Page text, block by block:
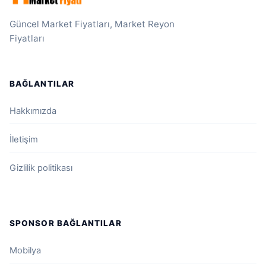
Güncel Market Fiyatları, Market Reyon
Fiyatları
BAĞLANTILAR
Hakkımızda
İletişim
Gizlilik politikası
SPONSOR BAĞLANTILAR
Mobilya